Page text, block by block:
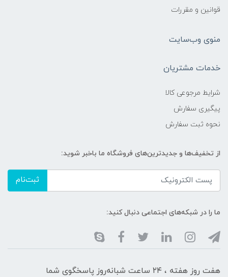
قوانین و مقررات
منوی وب‌سایت
خدمات مشتریان
شرایط مرجوعی کالا
پیگیری سفارش
نحوه ثبت سفارش
از تخفیف‌ها و جدیدترین‌های فروشگاه ما باخبر شوید:
ثبت‌نام
ما را در شبکه‌های اجتماعی دنبال کنید:
هفت روز هفته ، ۲۴ ساعت شبانه‌روز پاسخگوی شما